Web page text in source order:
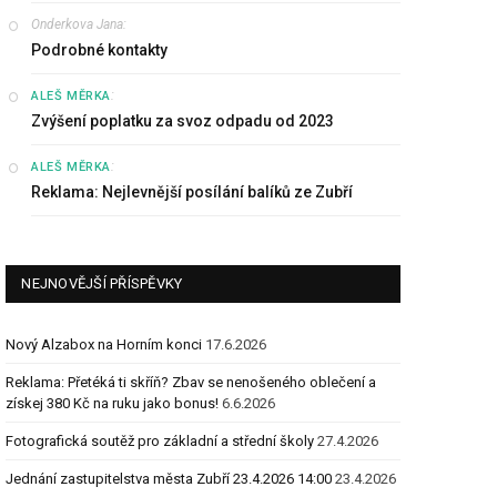
Onderkova Jana:
Podrobné kontakty
ALEŠ MĚRKA:
Zvýšení poplatku za svoz odpadu od 2023
ALEŠ MĚRKA:
Reklama: Nejlevnější posílání balíků ze Zubří
NEJNOVĚJŠÍ PŘÍSPĚVKY
Nový Alzabox na Horním konci 17.6.2026
Reklama: Přetéká ti skříň? Zbav se nenošeného oblečení a
získej 380 Kč na ruku jako bonus! 6.6.2026
Fotografická soutěž pro základní a střední školy 27.4.2026
Jednání zastupitelstva města Zubří 23.4.2026 14:00 23.4.2026